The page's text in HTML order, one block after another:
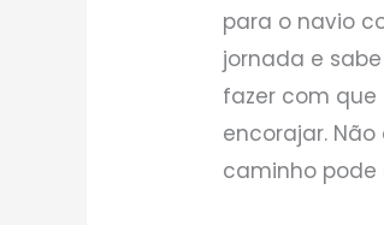
para o navio
jornada e
fazer com que
encorajar.
caminho pode